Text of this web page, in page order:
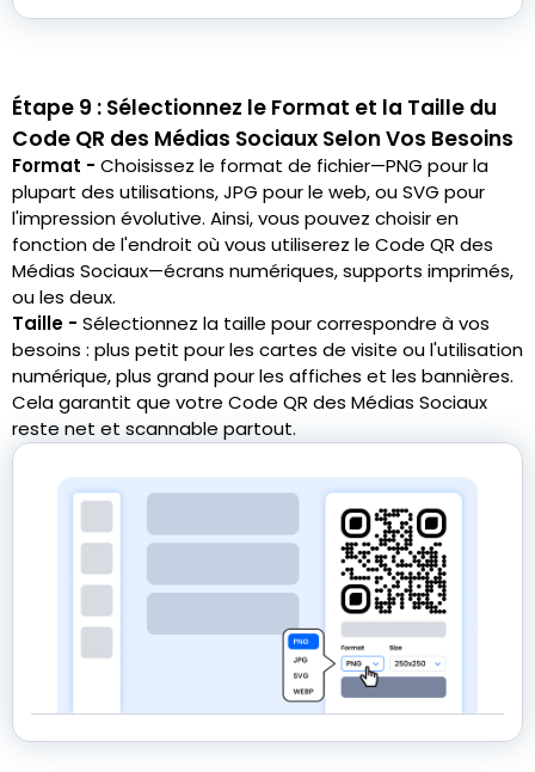
Étape 9 : Sélectionnez le Format et la Taille du
Code QR des Médias Sociaux Selon Vos Besoins
Format - Choisissez le format de fichier—PNG pour la
plupart des utilisations, JPG pour le web, ou SVG pour
l'impression évolutive. Ainsi, vous pouvez choisir en
fonction de l'endroit où vous utiliserez le Code QR des
Médias Sociaux—écrans numériques, supports imprimés,
ou les deux.
Taille - Sélectionnez la taille pour correspondre à vos
besoins : plus petit pour les cartes de visite ou l'utilisation
numérique, plus grand pour les affiches et les bannières.
Cela garantit que votre Code QR des Médias Sociaux
reste net et scannable partout.